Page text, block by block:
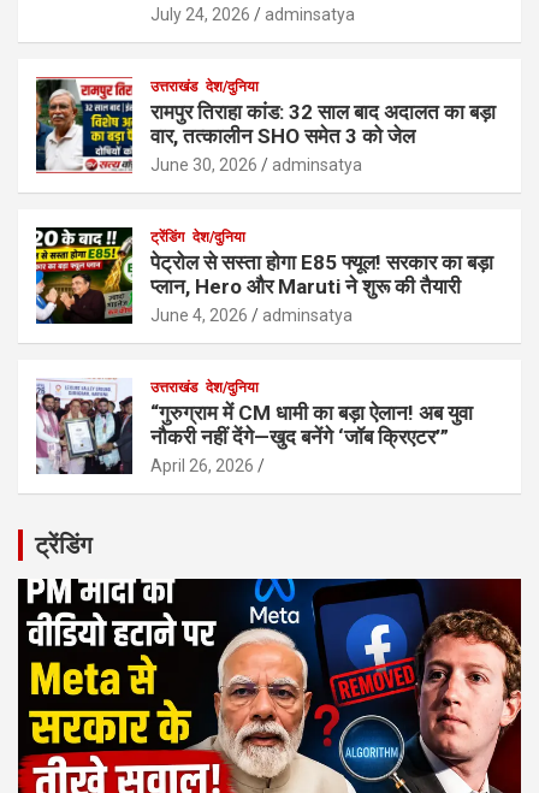
July 24, 2026 adminsatya
उत्तराखंड देश/दुनिया
रामपुर तिराहा कांड: 32 साल बाद अदालत का बड़ा
वार, तत्कालीन SHO समेत 3 को जेल
June 30, 2026 adminsatya
ट्रेंडिंग देश/दुनिया
पेट्रोल से सस्ता होगा E85 फ्यूल! सरकार का बड़ा
प्लान, Hero और Maruti ने शुरू की तैयारी
June 4, 2026 adminsatya
उत्तराखंड देश/दुनिया
“गुरुग्राम में CM धामी का बड़ा ऐलान! अब युवा
नौकरी नहीं देंगे—खुद बनेंगे ‘जॉब क्रिएटर’”
April 26, 2026
ट्रेंडिंग